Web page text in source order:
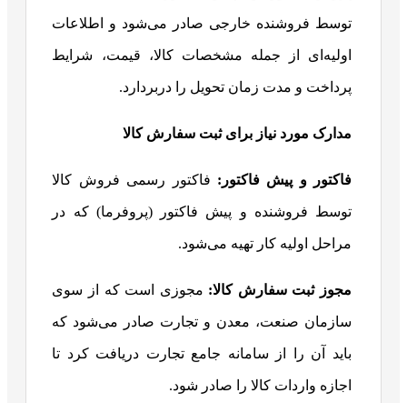
توسط فروشنده خارجی صادر می‌شود و اطلاعات
اولیه‌ای از جمله مشخصات کالا، قیمت، شرایط
پرداخت و مدت زمان تحویل را دربردارد.
مدارک مورد نیاز برای ثبت سفارش کالا
فاکتور و پیش فاکتور : فاکتور رسمی فروش کالا
توسط فروشنده و پیش فاکتور (پروفرما) که در
مراحل اولیه کار تهیه می‌شود.
مجوز ثبت سفارش کالا: مجوزی است که از سوی
سازمان صنعت، معدن و تجارت صادر می‌شود که
باید آن را از سامانه جامع تجارت دریافت کرد تا
اجازه واردات کالا را صادر شود.